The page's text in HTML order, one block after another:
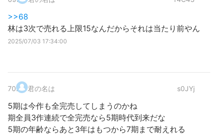
>>68
林は3次で売れる上限15なんだからそれは当たり前やん
2025/07/03 17:34:00
70. 君の名は s0JYj
5期は今作も全完売してしまうのかね
期全員3作連続で全完売なら5期時代到来だな
5期の年齢ならあと3年はもつから7期まで耐えれる